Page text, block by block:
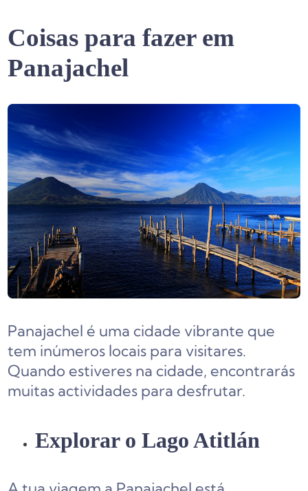
Coisas para fazer em
Panajachel
Panajachel é uma cidade vibrante que
tem inúmeros locais para visitares.
Quando estiveres na cidade, encontrarás
muitas actividades para desfrutar.
Explorar o Lago Atitlán